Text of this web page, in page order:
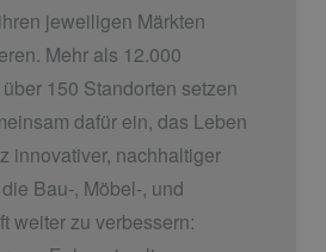
jeweiligen Märkten
Mehr als 12.000
150 Standorten setzen
dafür ein, das Leben
innovativer, nachhaltiger
Bau-, Möbel-, und
weiter zu verbessern: